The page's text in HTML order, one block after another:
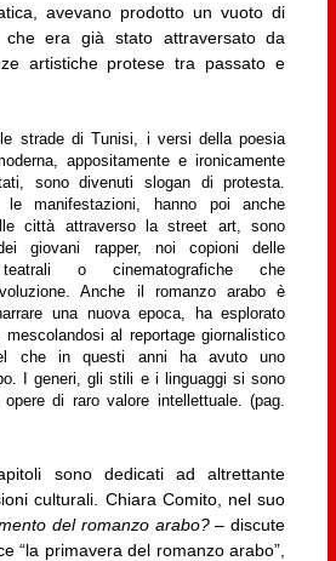
avevano prodotto un vuoto di
era già stato attraversato da
artistiche protese tra passato e
strade di Tunisi, i versi della poesia
appositamente e ironicamente
sono divenuti slogan di protesta.
le manifestazioni, hanno poi anche
città attraverso la street art, sono
giovani rapper, noi copioni delle
teatrali o cinematografiche che
Anche il romanzo arabo è
una nuova epoca, ha esplorato
al reportage giornalistico
che in questi anni ha avuto uno
I generi, gli stili e i linguaggi si sono
opere di raro valore intellettuale. (pag.
sono dedicati ad altrettante
culturali. Chiara Comito, nel suo
del romanzo arabo?– discute
“la primavera del romanzo arabo”,